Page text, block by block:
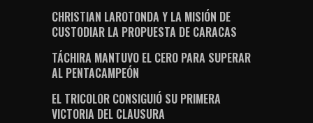
CHRISTIAN LAROTONDA Y LA MISIÓN DE
CUSTODIAR LA PROPUESTA DE CARACAS
TÁCHIRA MANTUVO EL CERO PARA SUPERAR
AL PENTACAMPEÓN
EL TRICOLOR CONSIGUIÓ SU PRIMERA
VICTORIA DEL CLAUSURA